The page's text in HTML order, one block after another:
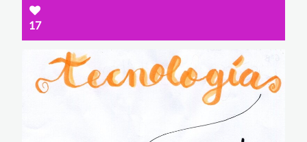
17